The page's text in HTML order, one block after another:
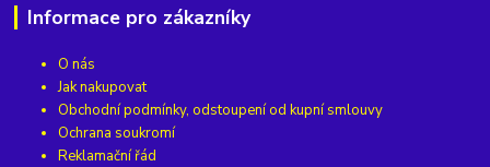
Informace pro zákazníky
O nás
Jak nakupovat
Obchodní podmínky, odstoupení od kupní smlouvy
Ochrana soukromí
Reklamační řád